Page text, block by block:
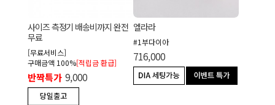
사이즈 측정기 배송비까지 완전
무료
[무료서비스]
구매금액 100%[적립금 환급]
반짝특가 9,000
엘라라
#1부다이아
716,000